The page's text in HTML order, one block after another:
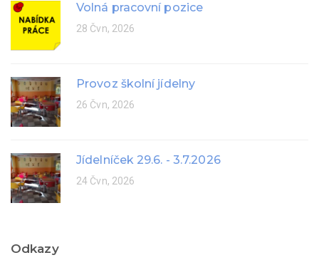
Volná pracovní pozice
28 Čvn, 2026
Provoz školní jídelny
26 Čvn, 2026
Jídelníček 29.6. - 3.7.2026
24 Čvn, 2026
Odkazy